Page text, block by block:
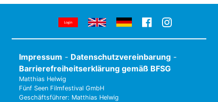
Impressum - Datenschutzvereinbarung -
Barrierefreiheitserklärung gemäß BFSG
Matthias Helwig
Fünf Seen Filmfestival GmbH
Geschäftsführer: Matthias Helwig